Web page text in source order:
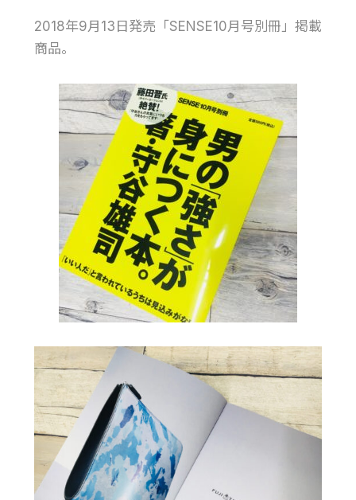
2018年9月13日発売「SENSE10月号別冊」掲載
商品。